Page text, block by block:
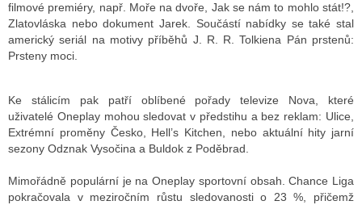
filmové premiéry, např. Moře na dvoře, Jak se nám to mohlo stát!?,
Zlatovláska nebo dokument Jarek. Součástí nabídky se také stal
americký seriál na motivy příběhů J. R. R. Tolkiena Pán prstenů:
Prsteny moci.
Ke stálicím pak patří oblíbené pořady televize Nova, které
uživatelé Oneplay mohou sledovat v předstihu a bez reklam: Ulice,
Extrémní proměny Česko, Hell’s Kitchen, nebo aktuální hity jarní
sezony Odznak Vysočina a Buldok z Poděbrad.
Mimořádně populární je na Oneplay sportovní obsah. Chance Liga
pokračovala v meziročním růstu sledovanosti o 23 %, přičemž